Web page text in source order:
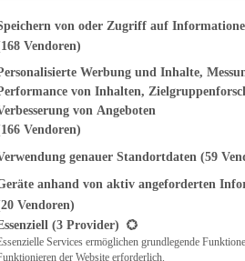
finden Sie eine Liste der Zwecke des
von oder Zugriff auf
Vendoren)
Werbung und Inhalte,
von Inhalten,
von Angeboten
Vendoren)
genauer Standortdaten (59
anhand von aktiv angeforderten
Vendoren)
eine Liste der Service-Gruppen, für die
(3 Provider)
Services ermöglichen grundlegende
der Website erforderlich.